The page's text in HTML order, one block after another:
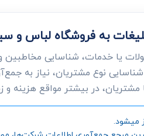
تبلیغات به فروشگاه
یا خدمات، شناسایی
نوع مشتریان، نیاز به
در بیشتر مواقع هزینه و
میشود.